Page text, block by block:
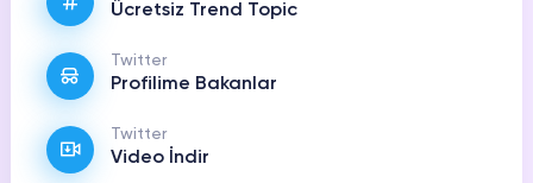
Ücretsiz Trend Topic
Twitter
Profilime Bakanlar
Twitter
Video İndir